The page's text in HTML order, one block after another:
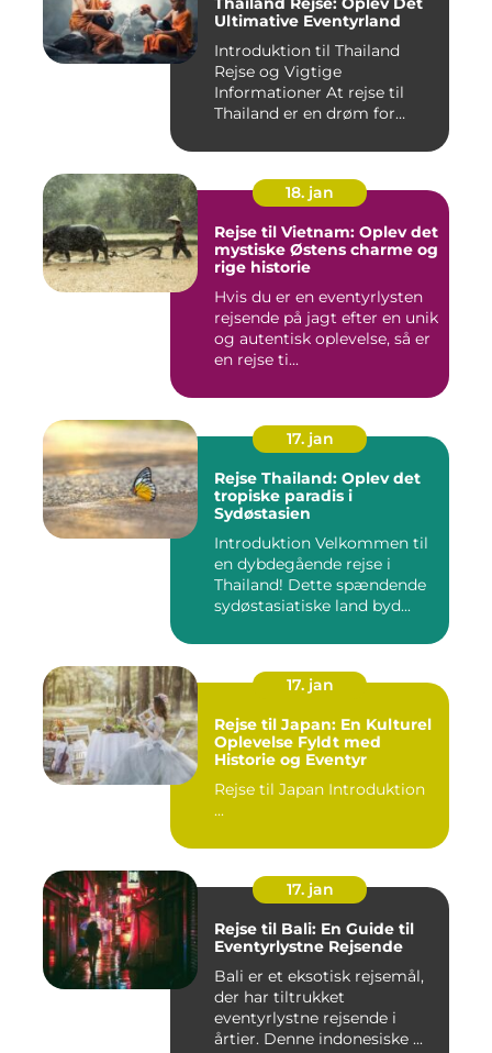
Ultimative Eventyrland
Introduktion til Thailand
Rejse og Vigtige
Informationer At rejse til
Thailand er en drøm for
18. jan
Rejse til Vietnam: Oplev det
mystiske Østens charme og
rige historie
Hvis du er en eventyrlysten
rejsende på jagt efter en unik
og autentisk oplevelse, så er
en rejse ti...
17. jan
Rejse Thailand: Oplev det
tropiske paradis i
Sydøstasien
Introduktion Velkommen til
en dybdegående rejse i
Thailand! Dette spændende
sydøstasiatiske land byd...
17. jan
Rejse til Japan: En Kulturel
Oplevelse Fyldt med
Historie og Eventyr
Rejse til Japan Introduktion
...
17. jan
Rejse til Bali: En Guide til
Eventyrlystne Rejsende
Bali er et eksotisk rejsemål,
der har tiltrukket
eventyrlystne rejsende i
årtier. Denne indonesiske ...